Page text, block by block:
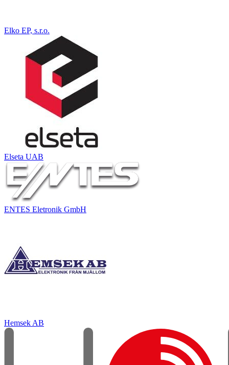
Elko EP, s.r.o.
Elseta UAB
ENTES Eletronik GmbH
Hemsek AB